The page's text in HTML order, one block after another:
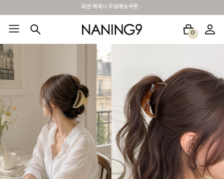
BEST 포토리뷰 - 매주 2명추첨 3만원쿠폰
0
BEST100🤍 베스트재진행